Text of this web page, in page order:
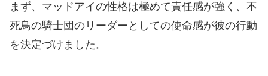
まず、マッドアイの性格は極めて責任感が強く、不
死鳥の騎士団のリーダーとしての使命感が彼の行動
を決定づけました。